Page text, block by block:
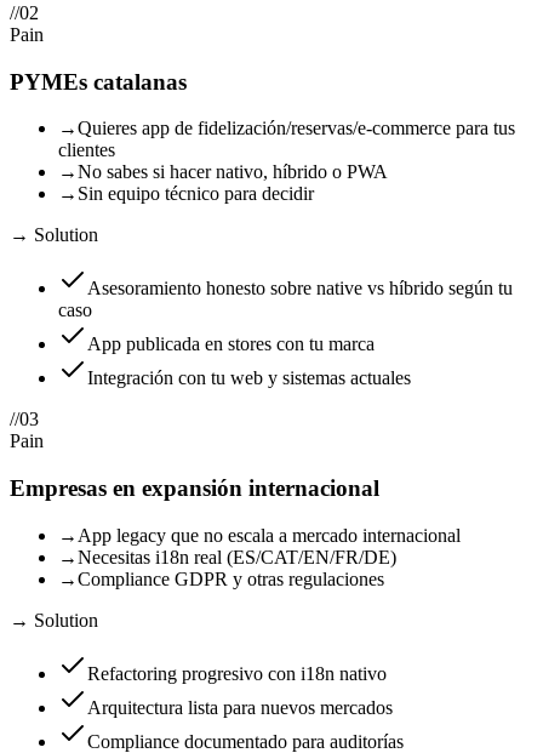
//02
Pain
PYMEs catalanas
→Quieres app de fidelización/reservas/e-commerce para tus
clientes
→No sabes si hacer nativo, híbrido o PWA
→ Sin equipo técnico para decidir
→ Solution
Asesoramiento honesto sobre native vs híbrido según tu
caso
App publicada en stores con tu marca
Integración con tu web y sistemas actuales
//03
Pain
Empresas en expansión internacional
→ App legacy que no escala a mercado internacional
→Necesitas i18n real (ES/CAT/EN/FR/DE)
→Compliance GDPR y otras regulaciones
→ Solution
Refactoring progresivo con i18n nativo
Arquitectura lista para nuevos mercados
Compliance documentado para auditorías